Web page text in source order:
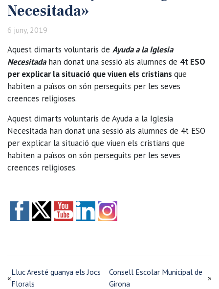
Necesitada»
6 juny, 2019
Aquest dimarts voluntaris de Ayuda a la Iglesia
Necesitadahan donat una sessió als alumnes de 4t ESO
per explicar la situació que viuen els cristians que
habiten a països on són perseguits per les seves
creences religioses.
Aquest dimarts voluntaris de Ayuda a la Iglesia
Necesitada han donat una sessió als alumnes de 4t ESO
per explicar la situació que viuen els cristians que
habiten a països on són perseguits per les seves
creences religioses.
«
Lluc Aresté guanya els Jocs
Florals
Consell Escolar Municipal de
Girona
»